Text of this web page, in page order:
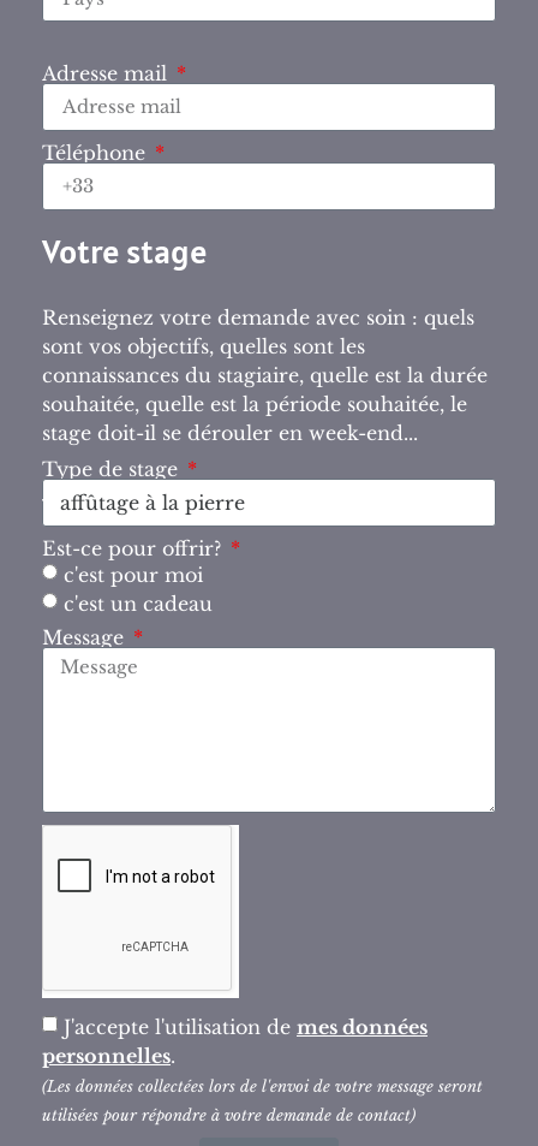
Adresse mail
Téléphone
Votre stage
Renseignez votre demande avec soin : quels
sont vos objectifs, quelles sont les
connaissances du stagiaire, quelle est la durée
souhaitée, quelle est la période souhaitée, le
stage doit-il se dérouler en week-end...
Type de stage
Est-ce pour offrir?
c'est pour moi
c'est un cadeau
Message
J'accepte l'utilisation de mes données
personnelles.
(Les données collectées lors de l'envoi de votre message seront
utilisées pour répondre à votre demande de contact)